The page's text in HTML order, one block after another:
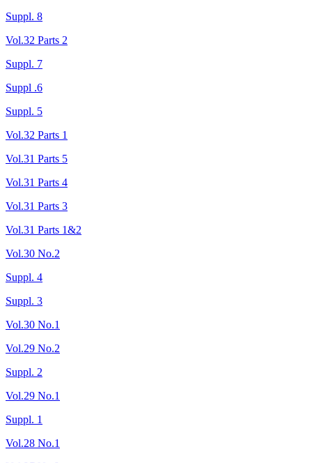
Suppl. 8
Vol.32 Parts 2
Suppl. 7
Suppl .6
Suppl. 5
Vol.32 Parts 1
Vol.31 Parts 5
Vol.31 Parts 4
Vol.31 Parts 3
Vol.31 Parts 1&2
Vol.30 No.2
Suppl. 4
Suppl. 3
Vol.30 No.1
Vol.29 No.2
Suppl. 2
Vol.29 No.1
Suppl. 1
Vol.28 No.1